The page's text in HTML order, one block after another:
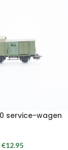
service-wagen
€12.95